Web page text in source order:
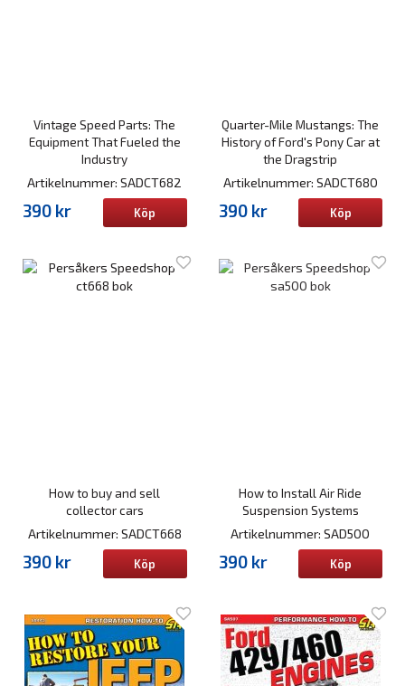
Vintage Speed Parts: The
Equipment That Fueled the
Industry
Artikelnummer: SADCT682
390 kr Köp
Quarter-Mile Mustangs: The
History of Ford's Pony Car at
the Dragstrip
Artikelnummer: SADCT680
390 kr Köp
How to buy and sell
collector cars
Artikelnummer: SADCT668
390 kr Köp
How to Install Air Ride
Suspension Systems
Artikelnummer: SAD500
390 kr Köp